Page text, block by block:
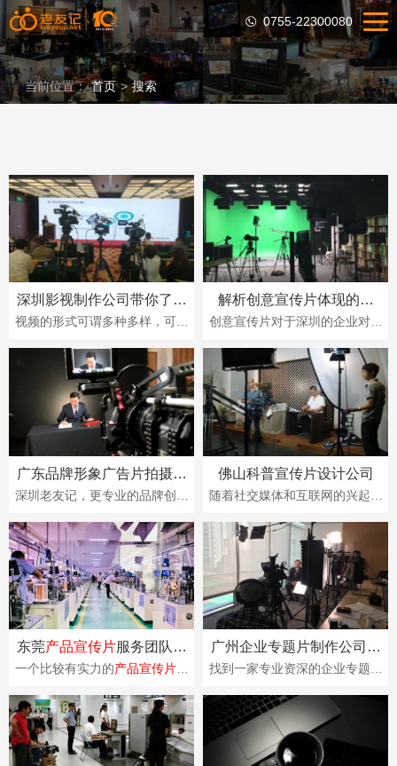
0755-22300080
当前位置： 首页 > 搜索
深圳影视制作公司带你了解
广告片与宣传片的区别
视频的形式可谓多种多样，可能
公司沟通的时候都不太清楚要拍
什么片子。其实对···
解析创意宣传片体现的价
值！
创意宣传片对于深圳的企业对外
用，而近年来企业在营销市场中
使用率越来越高也直···
广东品牌形象广告片拍摄哪
家公司好
深圳老友记，更专业的品牌创意
为先导，以视频创意、设计创
意、产品创意为核心···
佛山科普宣传片设计公司
随着社交媒体和互联网的兴起，
不断增加，科普宣传片成为了吸
引注意力、传达信···
东莞产品宣传片服务团队哪
家比较有实力
一个比较有实力的产品宣传片服
成，他们协同工作来制作高质量
的产品宣传片。老友···
广州企业专题片制作公司哪
家好？
找到一家专业资深的企业专题片
企业专题片制作公司的广告导演
和制作团队几乎都···